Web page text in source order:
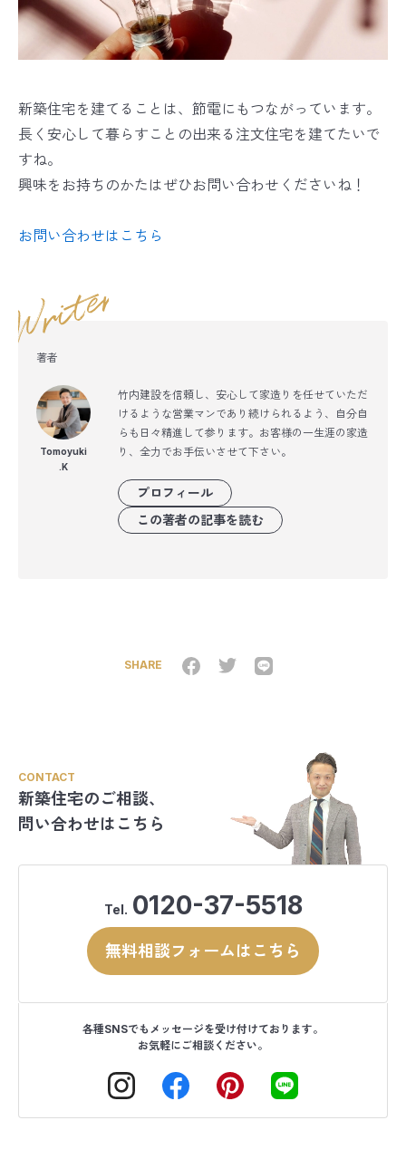
新築住宅を建てることは、節電にもつながっています。
長く安心して暮らすことの出来る注文住宅を建てたいで
すね。
興味をお持ちのかたはぜひお問い合わせくださいね！
お問い合わせはこちら
著者
Tomoyuki
.K
竹内建設を信頼し、安心して家造りを任せていただ
けるような営業マンであり続けられるよう、自分自
らも日々精進して参ります。お客様の一生涯の家造
り、全力でお手伝いさせて下さい。
プロフィール
この著者の記事を読む
SHARE
CONTACT
新築住宅のご相談、
問い合わせはこちら
Tel. 0120-37-5518
無料相談フォームはこちら
各種SNSでもメッセージを受け付けております。
お気軽にご相談ください。